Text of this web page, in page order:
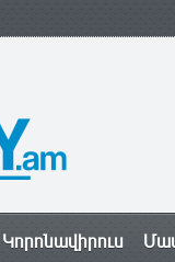
Կորոնավիրուս